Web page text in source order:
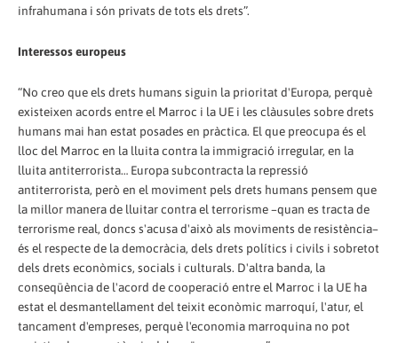
infrahumana i són privats de tots els drets”.
Interessos europeus
“No creo que els drets humans siguin la prioritat d'Europa, perquè
existeixen acords entre el Marroc i la UE i les clàusules sobre drets
humans mai han estat posades en pràctica. El que preocupa és el
lloc del Marroc en la lluita contra la immigració irregular, en la
lluita antiterrorista… Europa subcontracta la repressió
antiterrorista, però en el moviment pels drets humans pensem que
la millor manera de lluitar contra el terrorisme –quan es tracta de
terrorisme real, doncs s'acusa d'això als moviments de resistència–
és el respecte de la democràcia, dels drets polítics i civils i sobretot
dels drets econòmics, socials i culturals. D'altra banda, la
conseqüència de l'acord de cooperació entre el Marroc i la UE ha
estat el desmantellament del teixit econòmic marroquí, l'atur, el
tancament d'empreses, perquè l'economia marroquina no pot